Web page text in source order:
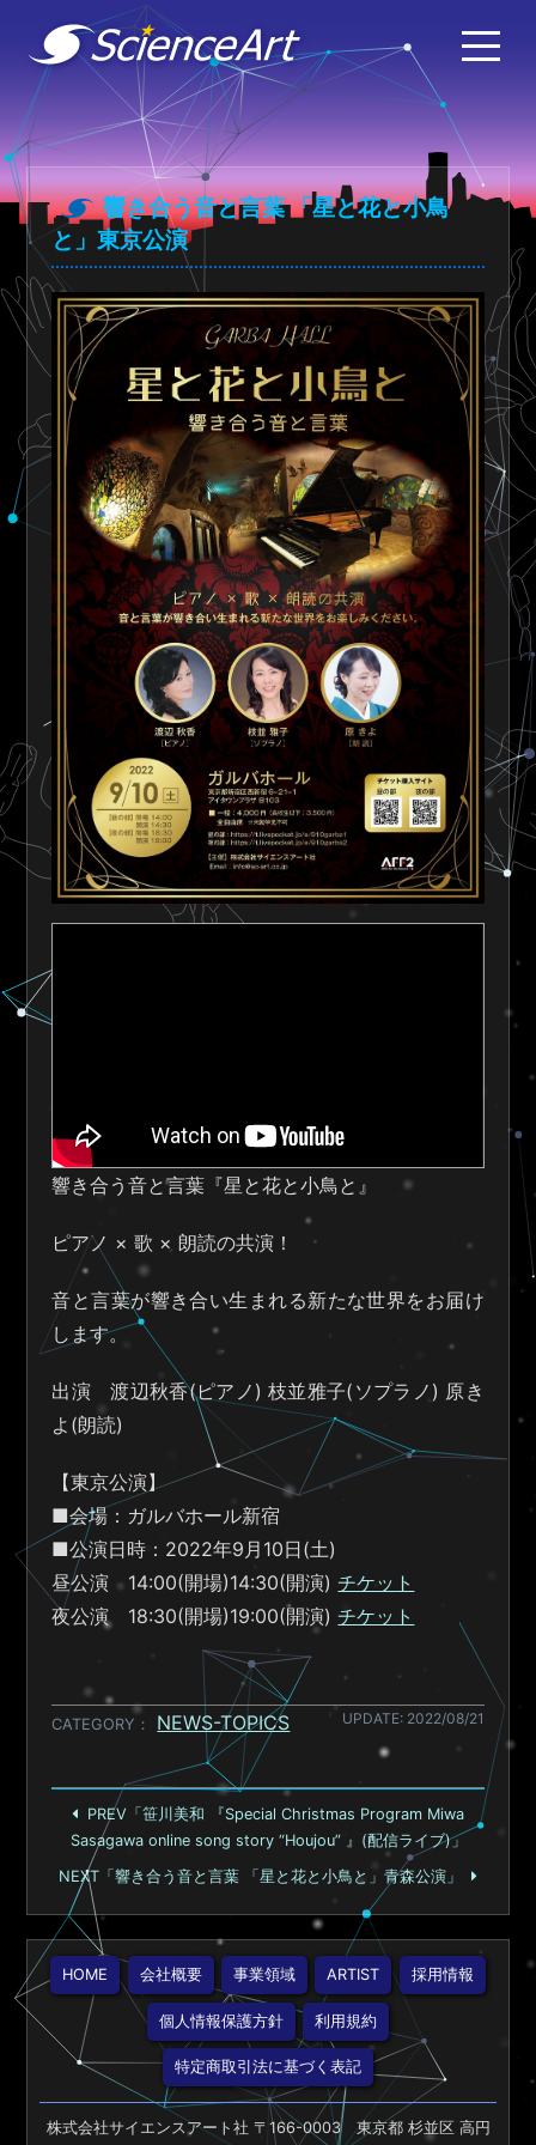
響き合う音と言葉 「星と花と小鳥
と」東京公演
響き合う音と言葉『星と花と小鳥と』
ピアノ × 歌 × 朗読の共演！
音と言葉が響き合い生まれる新たな世界をお届け
します。
出演 渡辺秋香(ピアノ) 枝並雅子(ソプラノ) 原き
よ(朗読)
【東京公演】
■会場：ガルバホール新宿
■公演日時：2022年9月10日(土)
昼公演 14:00(開場)14:30(開演)チケット
夜公演 18:30(開場)19:00(開演)チケット
CATEGORY NEWS-TOPICS UPDATE: 2022/08/21
PREV「笹川美和 『Special Christmas Program Miwa
Sasagawa online song story “Houjou” 』(配信ライブ)」
NEXT「響き合う音と言葉 「星と花と小鳥と」青森公演」
HOME 会社概要 事業領域 ARTIST 採用情報
個人情報保護方針 利用規約
特定商取引法に基づく表記
株式会社サイエンスアート社 〒166-0003 東京都 杉並区 高円